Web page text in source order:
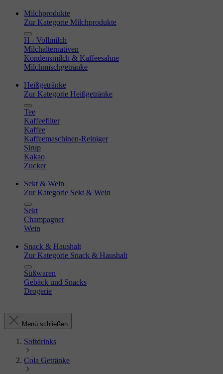
Milchprodukte
Zur Kategorie Milchprodukte
H - Vollmilch
Milchalternativen
Kondensmilch & Kaffeesahne
Milchmischgetränke
Heißgetränke
Zur Kategorie Heißgetränke
Tee
Kaffeefilter
Kaffee
Kaffeemaschinen-Reiniger
Sirup
Kakao
Zucker
Sekt & Wein
Zur Kategorie Sekt & Wein
Sekt
Champagner
Wein
Snack & Haushalt
Zur Kategorie Snack & Haushalt
Süßwaren
Gebäck und Snacks
Drogerie
Menü schließen
Softdrinks
Cola Getränke